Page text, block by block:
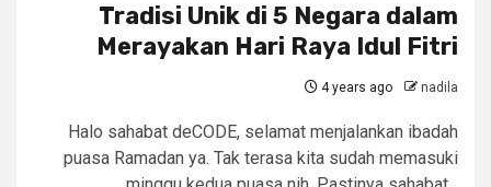
Tradisi Unik di 5 Negara dalam
Merayakan Hari Raya Idul Fitri
4 years ago nadila
Halo sahabat deCODE, selamat menjalankan ibadah
puasa Ramadan ya. Tak terasa kita sudah memasuki